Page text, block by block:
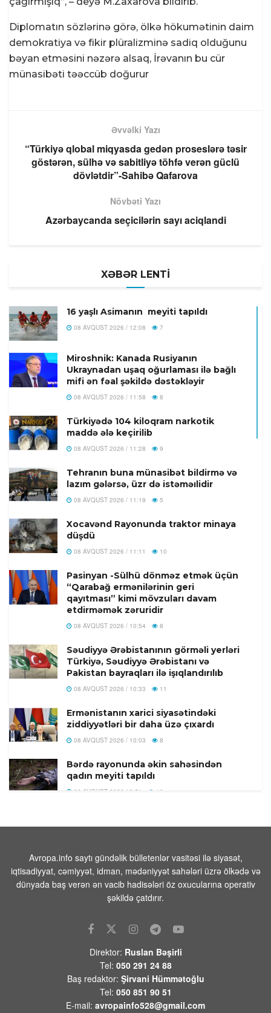
Diplomatın sözlərinə görə, ölkə hökumətinin daim
demokratiya və fikir plüralizminə sadiq olduğunu
bəyan etməsini nəzərə alsaq, İrəvanın bu cür
münasibəti təəccüb doğurur
Əvvəlki Yazı
“Türkiyə qlobal miqyasda gedən proseslərə təsir
göstərən, sülhə və sabitliyə töhfə verən güclü
dövlətdir”-Sahibə Qafarova
Növbəti Yazı
Azərbaycanda seçicilərin sayı aciqlandi
XƏBƏR LENTİ
16 yaşlı Asimanın meyiti tapıldı
08 AVQUST 2026 / 12:08 7
Miroshnik: Kanada Rusiyanın
Ukraynadan uşaq oğurlaması ilə bağlı
mifi ən fəal şəkildə dəstəkləyir
08 AVQUST 2026 / 11:58 8
Türkiyədə 104 kiloqram narkotik
maddə ələ keçirilib
08 AVQUST 2026 / 11:28 9
Tehranın buna münasibət bildirmə və
lazım gələrsə, üzr də istəməılidir
08 AVQUST 2026 / 11:19 5
Xocavənd Rayonunda traktor minaya
düşdü
08 AVQUST 2026 / 11:11 10
Pasinyan -Sülhü dönməz etmək üçün
“Qarabağ ermənilərinin geri
qayıtması” kimi mövzuları davam
etdirməmək zəruridir
08 AVQUST 2026 / 10:54 8
Səudiyyə Ərəbistanının görməli yerləri
Türkiyə, Səudiyyə Ərəbistanı və
Pakistan bayraqları ilə işıqlandırılıb
08 AVQUST 2026 / 10:33 11
Ermənistanın xarici siyasətindəki
ziddiyyətləri bir daha üzə çıxardı
08 AVQUST 2026 / 10:03 8
Bərdə rayonunda əkin sahəsindən
qadın meyiti tapıldı
08 AVQUST 2026 / 9:51 10
keçirib
Trampın yeni təyyarəsinın
çatışmazlıqlarını mediaya sızdıran şəxs
tapıldı
Azərbaycan XIN:”Gürcüstandakı
dəstəyimizi bir daha təsdiqləyirik”
08 AVQUST 2026 / 9:14 6
Rusiya Ukrayna Silahlı Qüvvələrinə
məxsus 397 PUA-nı vurub
Avropa.info saytı gündəlik bülletenlər vasitəsi ilə siyasət,
iqtisadiyyat, cəmiyyət, idman, mədəniyyət sahələri üzrə ölkədə və
dünyada baş verən ən vacib hadisələri öz oxucularına operativ
şəkildə çatdırır.
Direktor: Ruslan Bəşirli
Tel: 050 291 24 88
Baş redaktor: Şirvani Hümmətoğlu
Tel: 050 851 90 51
E-mail: avropainfo528@gmail.com